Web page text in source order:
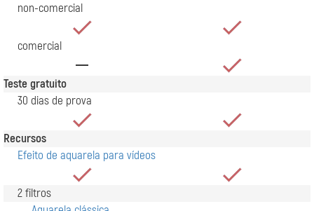
non-comercial
comercial
Teste gratuito
30 dias de prova
Recursos
Efeito de aquarela para vídeos
2 filtros